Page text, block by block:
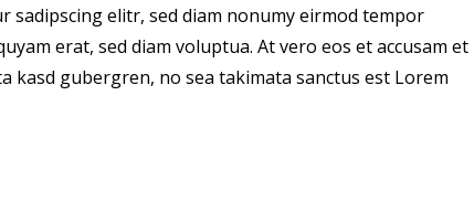
sadipscing elitr, sed diam nonumy eirmod tempor
erat, sed diam voluptua. At vero eos et accusam et
kasd gubergren, no sea takimata sanctus est Lorem